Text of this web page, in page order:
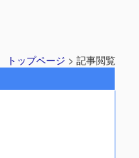
トップページ > 記事閲覧